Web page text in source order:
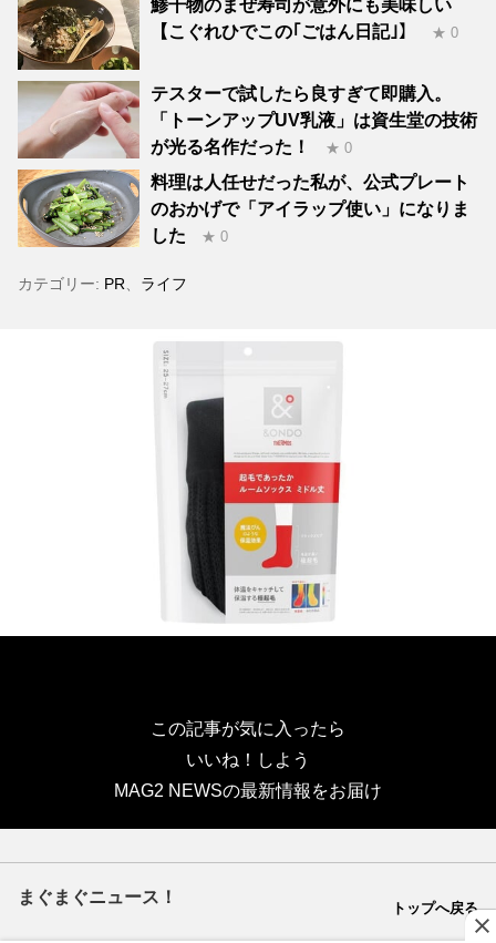
鯵干物のまぜ寿司が意外にも美味しい
【こぐれひでこの｢ごはん日記｣】
★ 0
テスターで試したら良すぎて即購入。
「トーンアップUV乳液」は資生堂の技術
が光る名作だった！
★ 0
料理は人任せだった私が、公式プレート
のおかげで「アイラップ使い」になりま
した
★ 0
カテゴリー: PR ライフ
この記事が気に入ったら
いいね！しよう
MAG2 NEWSの最新情報をお届け
まぐまぐニュース！
トップへ戻る